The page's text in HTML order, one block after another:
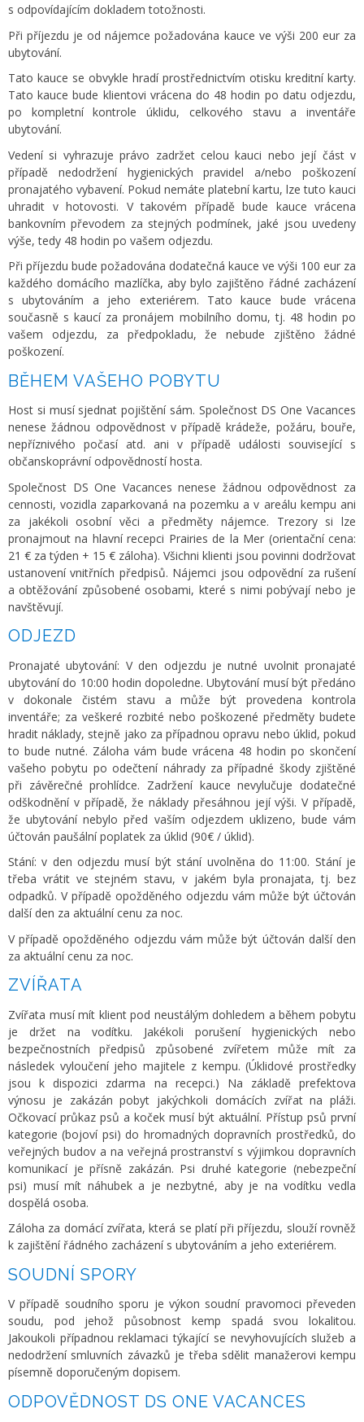
s odpovídajícím dokladem totožnosti.
Při příjezdu je od nájemce požadována kauce ve výši 200 eur za
ubytování.
Tato kauce se obvykle hradí prostřednictvím otisku kreditní karty.
Tato kauce bude klientovi vrácena do 48 hodin po datu odjezdu,
po kompletní kontrole úklidu, celkového stavu a inventáře
ubytování.
Vedení si vyhrazuje právo zadržet celou kauci nebo její část v
případě nedodržení hygienických pravidel a/nebo poškození
pronajatého vybavení. Pokud nemáte platební kartu, lze tuto kauci
uhradit v hotovosti. V takovém případě bude kauce vrácena
bankovním převodem za stejných podmínek, jaké jsou uvedeny
výše, tedy 48 hodin po vašem odjezdu.
Při příjezdu bude požadována dodatečná kauce ve výši 100 eur za
každého domácího mazlíčka, aby bylo zajištěno řádné zacházení
s ubytováním a jeho exteriérem. Tato kauce bude vrácena
současně s kaucí za pronájem mobilního domu, tj. 48 hodin po
vašem odjezdu, za předpokladu, že nebude zjištěno žádné
poškození.
BĚHEM VAŠEHO POBYTU
Host si musí sjednat pojištění sám. Společnost DS One Vacances
nenese žádnou odpovědnost v případě krádeže, požáru, bouře,
nepříznivého počasí atd. ani v případě události související s
občanskoprávní odpovědností hosta.
Společnost DS One Vacances nenese žádnou odpovědnost za
cennosti, vozidla zaparkovaná na pozemku a v areálu kempu ani
za jakékoli osobní věci a předměty nájemce. Trezory si lze
pronajmout na hlavní recepci Prairies de la Mer (orientační cena:
21 € za týden + 15 € záloha). Všichni klienti jsou povinni dodržovat
ustanovení vnitřních předpisů. Nájemci jsou odpovědní za rušení
a obtěžování způsobené osobami, které s nimi pobývají nebo je
navštěvují.
ODJEZD
Pronajaté ubytování: V den odjezdu je nutné uvolnit pronajaté
ubytování do 10:00 hodin dopoledne. Ubytování musí být předáno
v dokonale čistém stavu a může být provedena kontrola
inventáře; za veškeré rozbité nebo poškozené předměty budete
hradit náklady, stejně jako za případnou opravu nebo úklid, pokud
to bude nutné. Záloha vám bude vrácena 48 hodin po skončení
vašeho pobytu po odečtení náhrady za případné škody zjištěné
při závěrečné prohlídce. Zadržení kauce nevylučuje dodatečné
odškodnění v případě, že náklady přesáhnou její výši. V případě,
že ubytování nebylo před vaším odjezdem uklizeno, bude vám
účtován paušální poplatek za úklid (90€ / úklid).
Stání: v den odjezdu musí být stání uvolněna do 11:00. Stání je
třeba vrátit ve stejném stavu, v jakém byla pronajata, tj. bez
odpadků. V případě opožděného odjezdu vám může být účtován
další den za aktuální cenu za noc.
V případě opožděného odjezdu vám může být účtován další den
za aktuální cenu za noc.
ZVÍŘATA
Zvířata musí mít klient pod neustálým dohledem a během pobytu
je držet na vodítku. Jakékoli porušení hygienických nebo
bezpečnostních předpisů způsobené zvířetem může mít za
následek vyloučení jeho majitele z kempu. (Úklidové prostředky
jsou k dispozici zdarma na recepci.) Na základě prefektova
výnosu je zakázán pobyt jakýchkoli domácích zvířat na pláži.
Očkovací průkaz psů a koček musí být aktuální. Přístup psů první
kategorie (bojoví psi) do hromadných dopravních prostředků, do
veřejných budov a na veřejná prostranství s výjimkou dopravních
komunikací je přísně zakázán. Psi druhé kategorie (nebezpeční
psi) musí mít náhubek a je nezbytné, aby je na vodítku vedla
dospělá osoba.
Záloha za domácí zvířata, která se platí při příjezdu, slouží rovněž
k zajištění řádného zacházení s ubytováním a jeho exteriérem.
SOUDNÍ SPORY
V případě soudního sporu je výkon soudní pravomoci převeden
soudu, pod jehož působnost kemp spadá svou lokalitou.
Jakoukoli případnou reklamaci týkající se nevyhovujících služeb a
nedodržení smluvních závazků je třeba sdělit manažerovi kempu
písemně doporučeným dopisem.
ODPOVĚDNOST DS ONE VACANCES